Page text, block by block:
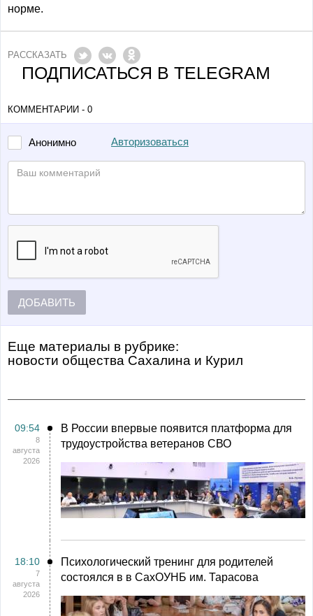
норме.
РАССКАЗАТЬ
ПОДПИСАТЬСЯ В TELEGRAM
КОММЕНТАРИИ - 0
Анонимно Авторизоваться
ДОБАВИТЬ
Еще материалы в рубрике:
Новости общества Сахалина и Курил
09:54
8
августа
2026
В России впервые появится платформа для
трудоустройства ветеранов СВО
18:10
7
августа
2026
Психологический тренинг для родителей
состоялся в в СахОУНБ им. Тарасова